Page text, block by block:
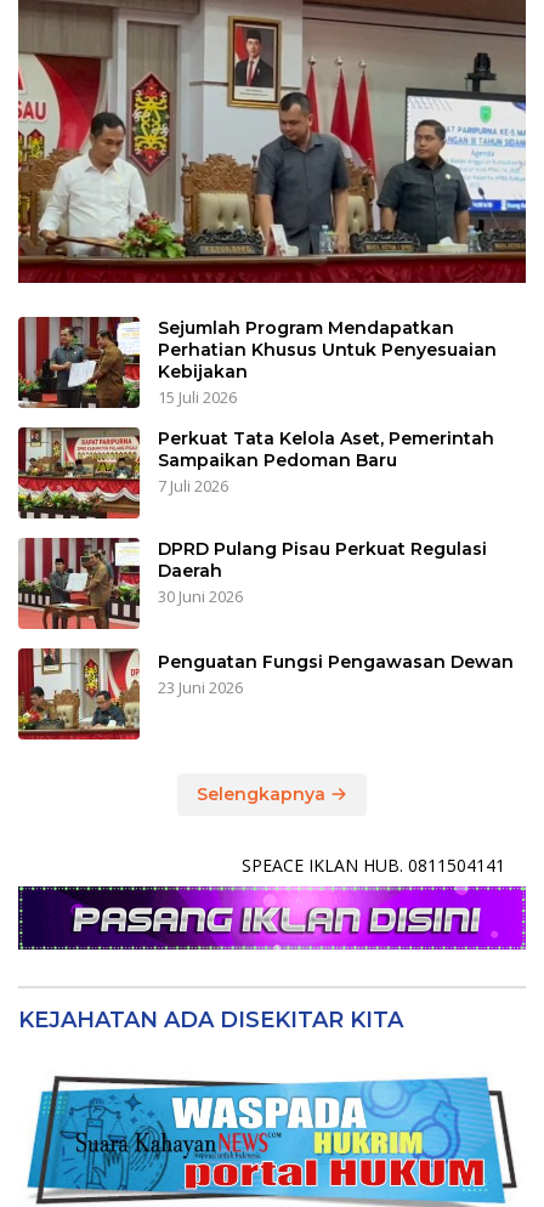
Sejumlah Program Mendapatkan
Perhatian Khusus Untuk Penyesuaian
Kebijakan
15 Juli 2026
Perkuat Tata Kelola Aset, Pemerintah
Sampaikan Pedoman Baru
7 Juli 2026
DPRD Pulang Pisau Perkuat Regulasi
Daerah
30 Juni 2026
Penguatan Fungsi Pengawasan Dewan
23 Juni 2026
Selengkapnya
SPEACE IKLAN HUB. 0811504141
KEJAHATAN ADA DISEKITAR KITA